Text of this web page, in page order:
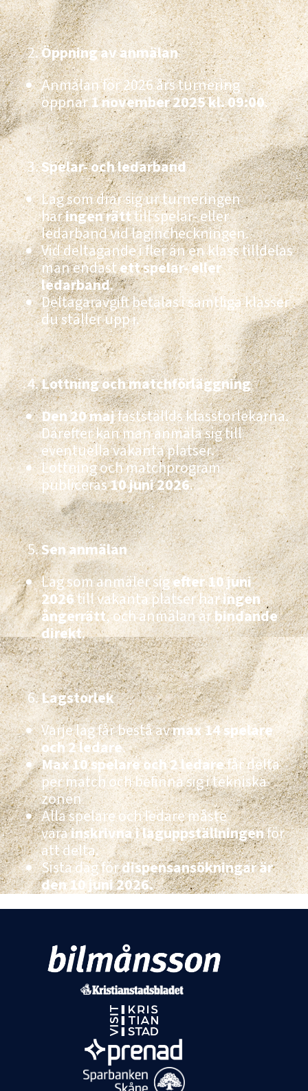
Öppning av anmälan
Anmälan för 2026 års turnering
öppnar1 november 2025 kl. 09:00.
Spelar- och ledarband
Lag som drar sig ur turneringen
haringen rätttill spelar- eller
ledarband vid lagincheckningen.
Vid deltagande i fler än en klass tilldelas
man endastett spelar- eller
ledarband.
Deltagaravgift betalas i samtliga klasser
du ställer upp i.
Lottning och matchförläggning
Den 20 majfastställds klasstorlekarna.
Därefter kan man anmäla sig till
eventuella vakanta platser.
Lottning och matchprogram
publiceras10 juni 2026.
Sen anmälan
Lag som anmäler sigefter 10 juni
2026till vakanta platser haringen
ångerrätt, och anmälan ärbindande
direkt.
Lagstorlek
Varje lag får bestå avmax 14 spelare
och 2 ledare.
Max 10 spelare och 2 ledarefår delta
per match och befinna sig i tekniska
zonen
Alla spelare och ledare måste
varainskrivna i laguppställningenför
att delta.
Sista dag fördispensansökningar är
den 10 juni 2026.